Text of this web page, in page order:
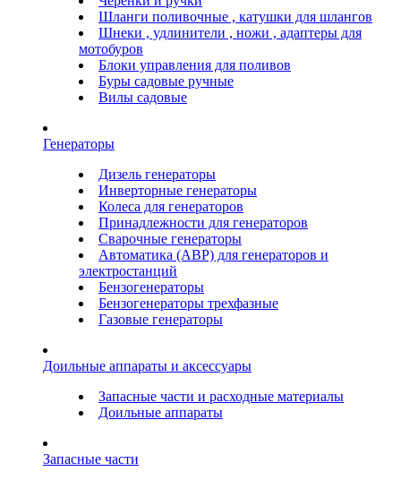
Шланги поливочные , катушки для шлангов
Шнеки , удлинители , ножи , адаптеры для
мотобуров
Блоки управления для поливов
Буры садовые ручные
Вилы садовые
Генераторы
Дизель генераторы
Инверторные генераторы
Колеса для генераторов
Принадлежности для генераторов
Сварочные генераторы
Автоматика (АВР) для генераторов и
электростанций
Бензогенераторы
Бензогенераторы трехфазные
Газовые генераторы
Доильные аппараты и аксессуары
Запасные части и расходные материалы
Доильные аппараты
Запасные части